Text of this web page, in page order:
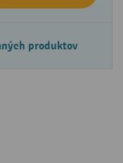
produktov